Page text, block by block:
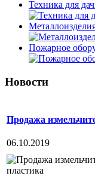
Техника для
Пожарное
Новости
Продажа
06.10.2019